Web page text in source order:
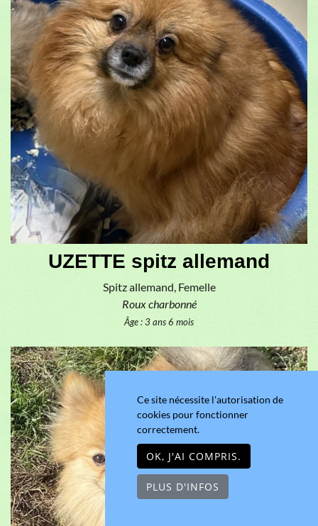
UZETTE spitz allemand
Spitz allemand, Femelle
Roux charbonné
Âge : 3 ans 6 mois
Ce site nécessite l'autorisation de
cookies pour fonctionner
correctement.
OK, J'AI COMPRIS.
PLUS D'INFOS